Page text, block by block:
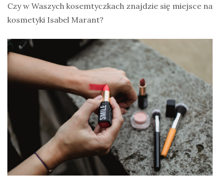
Czy w Waszych kosemtyczkach znajdzie się miejsce na
kosmetyki Isabel Marant?